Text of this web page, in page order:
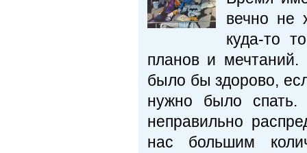
вечно не
куда-то
планов и
было бы здорово,
нужно было
неправильно
нас большим